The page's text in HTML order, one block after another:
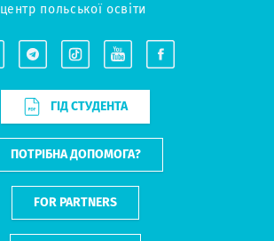
центр польської освіти
ГІД СТУДЕНТА
ПОТРІБНА ДОПОМОГА?
FOR PARTNERS